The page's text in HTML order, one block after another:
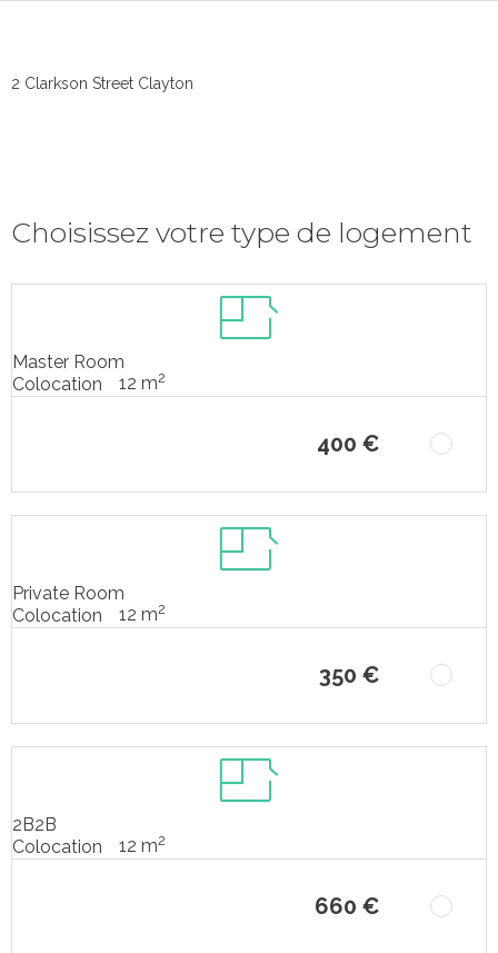
2 Clarkson Street Clayton
Choisissez votre type de logement
Master Room
Colocation
12 m2
400 €
Private Room
Colocation
12 m2
350 €
2B2B
Colocation
12 m2
660 €